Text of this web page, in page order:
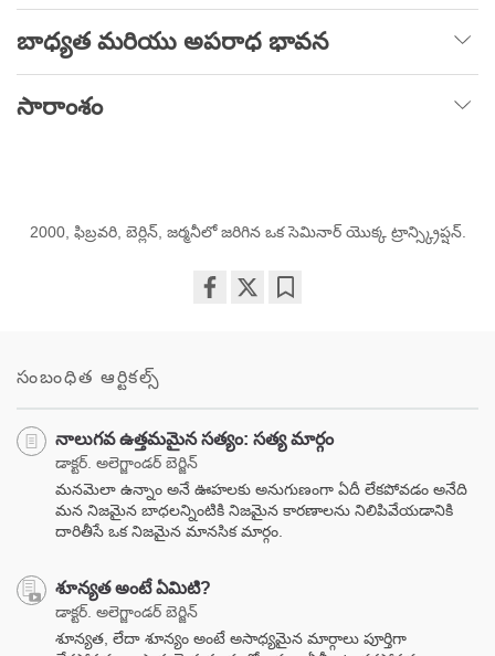
బాధ్యత మరియు అపరాధ భావన
సారాంశం
2000, ఫిబ్రవరి, బెర్లిన్, జర్మనీలో జరిగిన ఒక సెమినార్ యొక్క ట్రాన్స్క్రిప్షన్.
సంబంధిత ఆర్టికల్స్
నాలుగవ ఉత్తమమైన సత్యం: సత్య మార్గం
డాక్టర్. అలెగ్జాండర్ బెర్జిన్
మనమెలా ఉన్నాం అనే ఊహలకు అనుగుణంగా ఏదీ లేకపోవడం అనేది
మన నిజమైన బాధలన్నింటికి నిజమైన కారణాలను నిలిపివేయడానికి
దారితీసే ఒక నిజమైన మానసిక మార్గం.
శూన్యత అంటే ఏమిటి?
డాక్టర్. అలెగ్జాండర్ బెర్జిన్
శూన్యత, లేదా శూన్యం అంటే అసాధ్యమైన మార్గాలు పూర్తిగా